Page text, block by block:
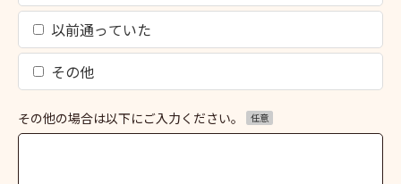
以前通っていた
その他
その他の場合は以下にご入力ください。 任意